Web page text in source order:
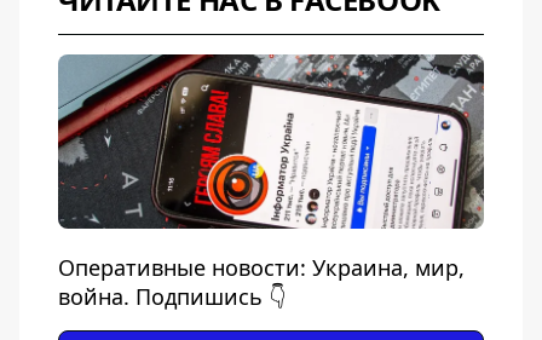
Оперативные новости: Украина, мир,
война. Подпишись 👇